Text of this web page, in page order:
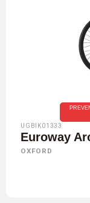
UGBIK01333
Euroway
OXFORD